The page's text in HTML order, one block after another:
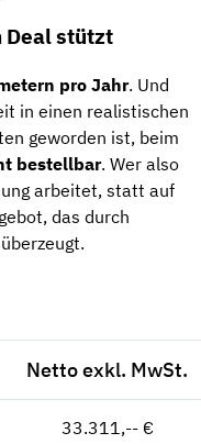
Deal stützt
pro Jahr. Und
in einen realistischen
geworden ist, beim
bestellbar. Wer also
arbeitet, statt auf
das durch
Netto exkl. MwSt.
33.311,-- €